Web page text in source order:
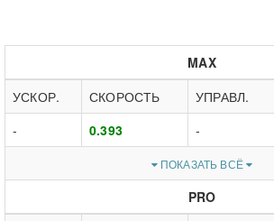
MAX
УСКОР.
СКОРОСТЬ УПРАВЛ.
-
0.393 -
ПОКАЗАТЬ ВСЁ
PRO